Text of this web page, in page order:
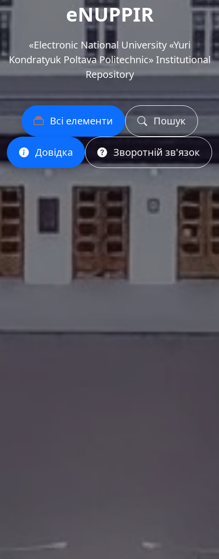
eNUPPIR
«Еlectronic National University «Yuri
Kondratyuk Poltava Politechnic» Institutional
Repository
Всі елементи Пошук
Довідка Зворотній зв'язок